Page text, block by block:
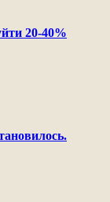
20-40%